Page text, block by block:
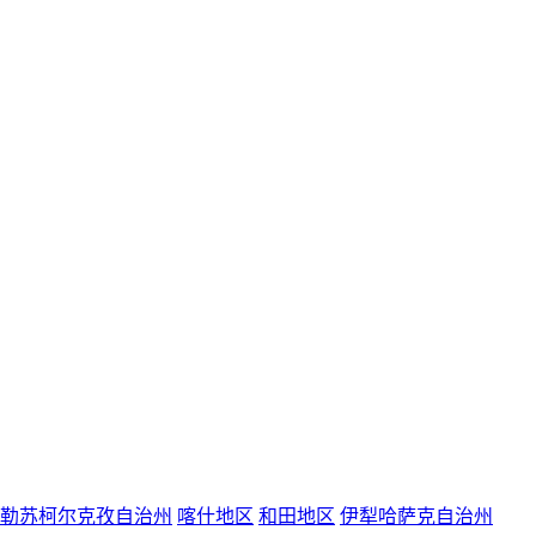
苏柯尔克孜自治州 喀什地区 和田地区 伊犁哈萨克自治州